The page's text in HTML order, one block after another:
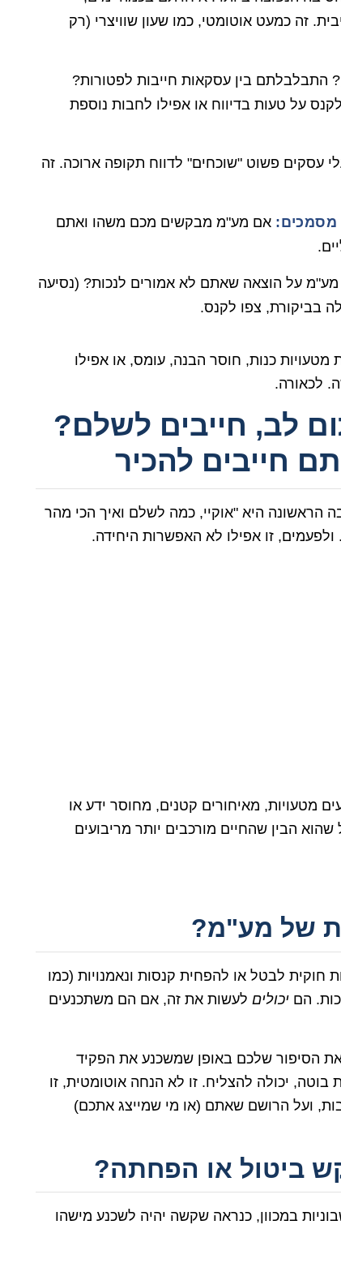
זה כמעט אוטומטי, כמו שעון שוויצרי (רק
התבלבלתם בין עסקאות חייבות לפטורות?
על טעות בדיווח או אפילו לחבות נוספת
עסקים פשוט "שוכחים" לדווח תקופה ארוכה. זה
מסמכים: אם מע"מ מבקשים מכם משהו ואתם
מע"מ על הוצאה שאתם לא אמורים לנכות? (נסיעה
בביקורת, צפו לקנס.
כנות, חוסר הבנה, עומס, או אפילו
לכאורה.
לב, חייבים לשלם?
חייבים להכיר
היא "אוקיי, כמה לשלם ואיך הכי מהר
זו אפילו לא האפשרות היחידה.
מטעויות, מאיחורים קטנים, מחוסר ידע או
הבין שהחיים מורכבים יותר מריבועים
של מע"מ?
לבטל או להפחית קנסות ונאמנויות (כמו
הם יכולים לעשות את זה, אם הם משתכנעים
הסיפור שלכם באופן שמשכנע את הפקיד
יכולה להצליח. זו לא הנחה אוטומטית, זו
ועל הרושם שאתם (או מי שמייצג אתכם)
ביטול או הפחתה?
במכוון, כנראה שקשה יהיה לשכנע מישהו